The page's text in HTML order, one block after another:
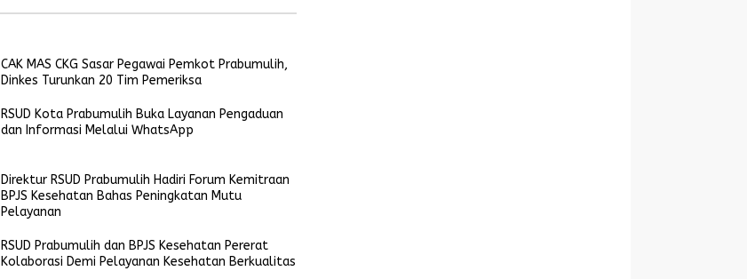
CAK MAS CKG Sasar Pegawai Pemkot Prabumulih,
Dinkes Turunkan 20 Tim Pemeriksa
RSUD Kota Prabumulih Buka Layanan Pengaduan
dan Informasi Melalui WhatsApp
Direktur RSUD Prabumulih Hadiri Forum Kemitraan
BPJS Kesehatan Bahas Peningkatan Mutu
Pelayanan
RSUD Prabumulih dan BPJS Kesehatan Pererat
Kolaborasi Demi Pelayanan Kesehatan Berkualitas